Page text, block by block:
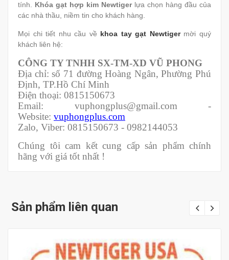
tính. Khóa gạt hợp kim Newtiger lựa chọn hàng đầu của
các nhà thầu, niềm tin cho khách hàng.
Mọi chi tiết nhu cầu về khoa tay gạt Newtiger mời quý
khách liên hệ:
CÔNG TY TNHH SX-TM-XD VŨ PHONG
Địa chỉ: số 71 đường Hoàng Ngân, Phường Phú
Định, TP.Hồ Chí Minh
Điện thoại: 0815150673
Email: vuphongplus@gmail.com -
Website: vuphongplus.com
Zalo, Viber: 0815150673 - 0982144053
Chúng tôi cam kết cung cấp sản phẩm chính
hãng với giá tốt nhất !
Sản phẩm liên quan